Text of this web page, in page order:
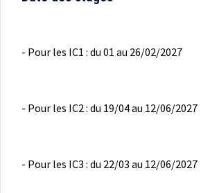
- Pour les IC1 : du 01 au 26/02/2027
- Pour les IC2 : du 19/04 au 12/06/2027
- Pour les IC3 : du 22/03 au 12/06/2027